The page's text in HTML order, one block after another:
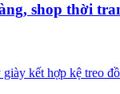
shop thời